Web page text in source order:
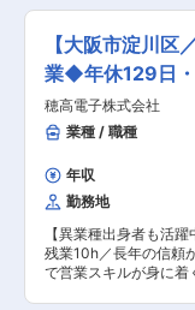
物結晶育成装置」「
納入実績がございます。 ■当社の魅力： ◇
質の装置の開発 大学
る装置開発を行ってお
置開発が可能です。 ◇
様な分野へ対応 試験
化学装置などなどお
置を取り揃えておりま
当社はアフターメン
るため、製品開発・製
様のニーズを深く理
お客様へ価値提供しております
社の定める業務
後半年間は丁寧なOJT
第二新卒でも馴染みやすい職場
ヤリングストアにて”
躍いただきます。 入
説明や聴力検査など
ただき、半年経過後か
担当いただきます。 将来的には店長としてお店の
責任者や、本社にお
ることも期待しています。 ■具体的な業
客様の”聞こえ”に関す
こえづらくなった等、
どを一つずつ紐解い
の選定 実際の補聴器
客様に最適な補聴器を
・取り扱い方法の説
ビス ※1日に15名〜20
【大阪市淀川区
業◆年休129日
穂高電子株式会社
業種 / 職種
年収
勤務地
【異業種出身者も活
残業10h／長年の信頼
で営業スキルが身に着く】 ■当社につい